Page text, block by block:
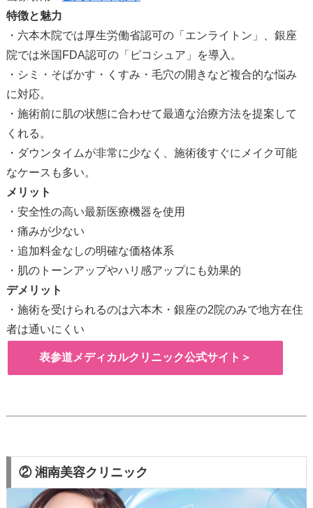
特徴と魅力
・六本木院では厚生労働省認可の「エンライトン」、銀座
院では米国FDA認可の「ピコシュア」を導入。
・シミ・そばかす・くすみ・毛穴の開きなど複合的な悩み
に対応。
・施術前に肌の状態に合わせて最適な治療方法を提案して
くれる。
・ダウンタイムが非常に少なく、施術後すぐにメイク可能
なケースも多い。
メリット
・安全性の高い最新医療機器を使用
・痛みが少ない
・追加料金なしの明確な価格体系
・肌のトーンアップやハリ感アップにも効果的
デメリット
・施術を受けられるのは六本木・銀座の2院のみで地方在住
者は通いにくい
表参道メディカルクリニック公式サイト＞
② 湘南美容クリニック